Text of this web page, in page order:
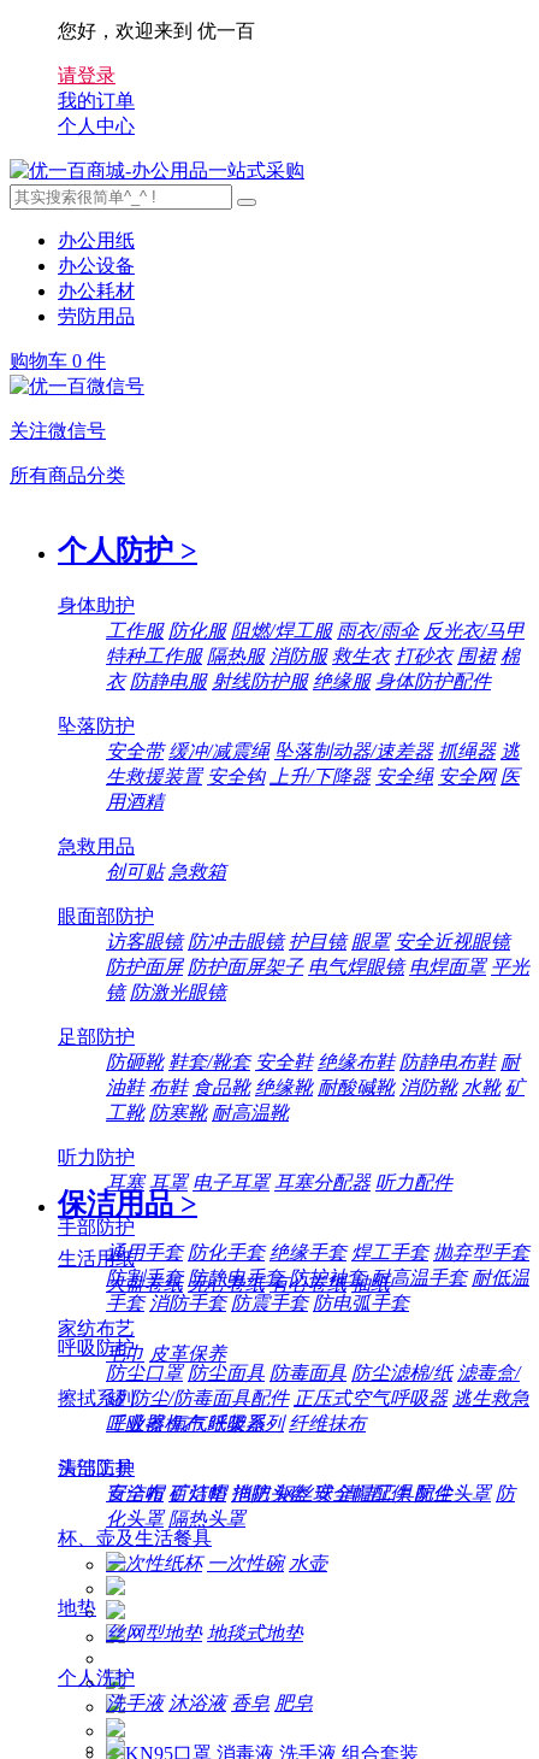
您好，欢迎来到 优一百
请登录
我的订单
个人中心
办公用纸
办公设备
办公耗材
劳防用品
购物车 0 件
关注微信号
所有商品分类
个人防护 >
身体助护
工作服 防化服 阻燃/焊工服 雨衣/雨伞 反光衣/马甲
特种工作服 隔热服 消防服 救生衣 打砂衣 围裙 棉
衣 防静电服 射线防护服 绝缘服 身体防护配件
坠落防护
安全带 缓冲/减震绳 坠落制动器/速差器 抓绳器 逃
生救援装置 安全钩 上升/下降器 安全绳 安全网 医
用酒精
急救用品
创可贴 急救箱
眼面部防护
访客眼镜 防冲击眼镜 护目镜 眼罩 安全近视眼镜
防护面屏 防护面屏架子 电气焊眼镜 电焊面罩 平光
镜 防激光眼镜
足部防护
防砸靴 鞋套/靴套 安全鞋 绝缘布鞋 防静电布鞋 耐
油鞋 布鞋 食品靴 绝缘靴 耐酸碱靴 消防靴 水靴 矿
工靴 防寒靴 耐高温靴
听力防护
耳塞 耳罩 电子耳罩 耳塞分配器 听力配件
手部防护
通用手套 防化手套 绝缘手套 焊工手套 抛弃型手套
防割手套 防静电手套 防护袖套 耐高温手套 耐低温
手套 消防手套 防震手套 防电弧手套
呼吸防护
防尘口罩 防尘面具 防毒面具 防尘滤棉/纸 滤毒盒/
罐 防尘/防毒面具配件 正压式空气呼吸器 逃生救急
呼吸器 氧气呼吸器
头部防护
安全帽 矿灯帽 消防头盔 安全帽配件 防尘头罩 防
化头罩 隔热头罩
保洁用品 >
生活用纸
大盘卷纸 无心卷纸 有心卷纸 抽纸
家纺布艺
毛巾 皮革保养
擦拭系列
工业擦机布 纸架系列 纤维抹布
清洁工具
百洁布 百洁垫 拖把 钢丝球 清洁工具配件
杯、壶及生活餐具
一次性纸杯 一次性碗 水壶
地垫
丝网型地垫 地毯式地垫
个人洗护
洗手液 沐浴液 香皂 肥皂